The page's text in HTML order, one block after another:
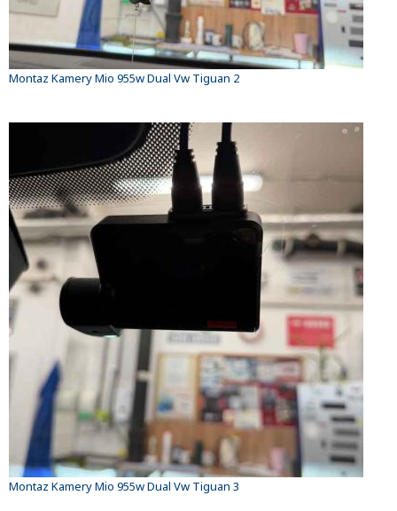
Montaz Kamery Mio 955w Dual Vw Tiguan 2
Montaz Kamery Mio 955w Dual Vw Tiguan 3